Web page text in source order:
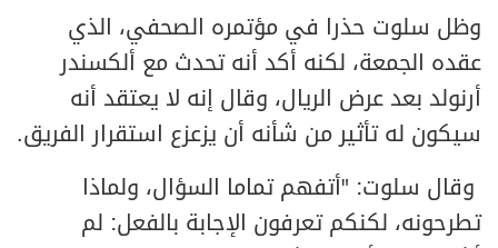
وظل سلوت حذرا في مؤتمره الصحفي، الذي
عقده الجمعة، لكنه أكد أنه تحدث مع ألكسندر
أرنولد بعد عرض الريال، وقال إنه لا يعتقد أنه
سيكون له تأثير من شأنه أن يزعزع استقرار الفريق.
وقال سلوت: "أتفهم تماما السؤال، ولماذا
تطرحونه، لكنكم تعرفون الإجابة بالفعل: لم